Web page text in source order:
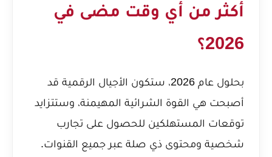
أكثر من أي وقت مضى في
2026؟
بحلول عام 2026، ستكون الأجيال الرقمية قد
أصبحت هي القوة الشرائية المهيمنة، وستتزايد
توقعات المستهلكين للحصول على تجارب
شخصية ومحتوى ذي صلة عبر جميع القنوات.